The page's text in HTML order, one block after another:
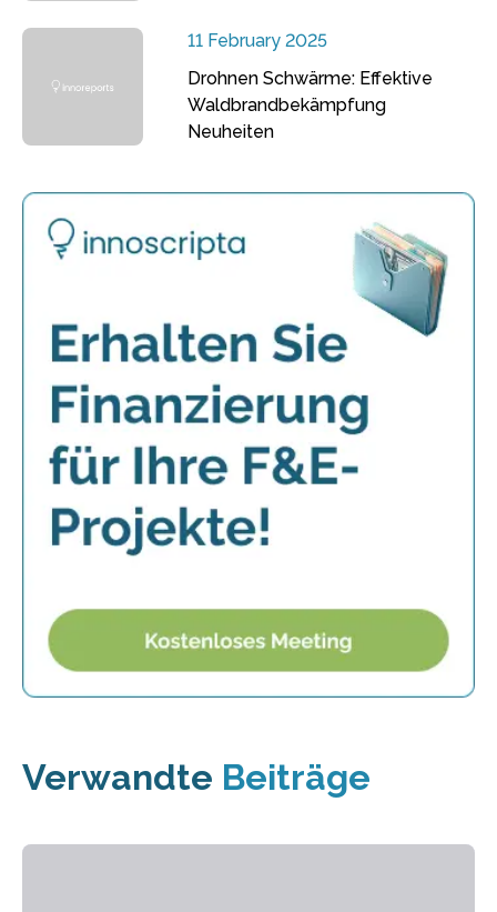
11 February 2025
Drohnen Schwärme: Effektive
Waldbrandbekämpfung
Neuheiten
Verwandte Beiträge